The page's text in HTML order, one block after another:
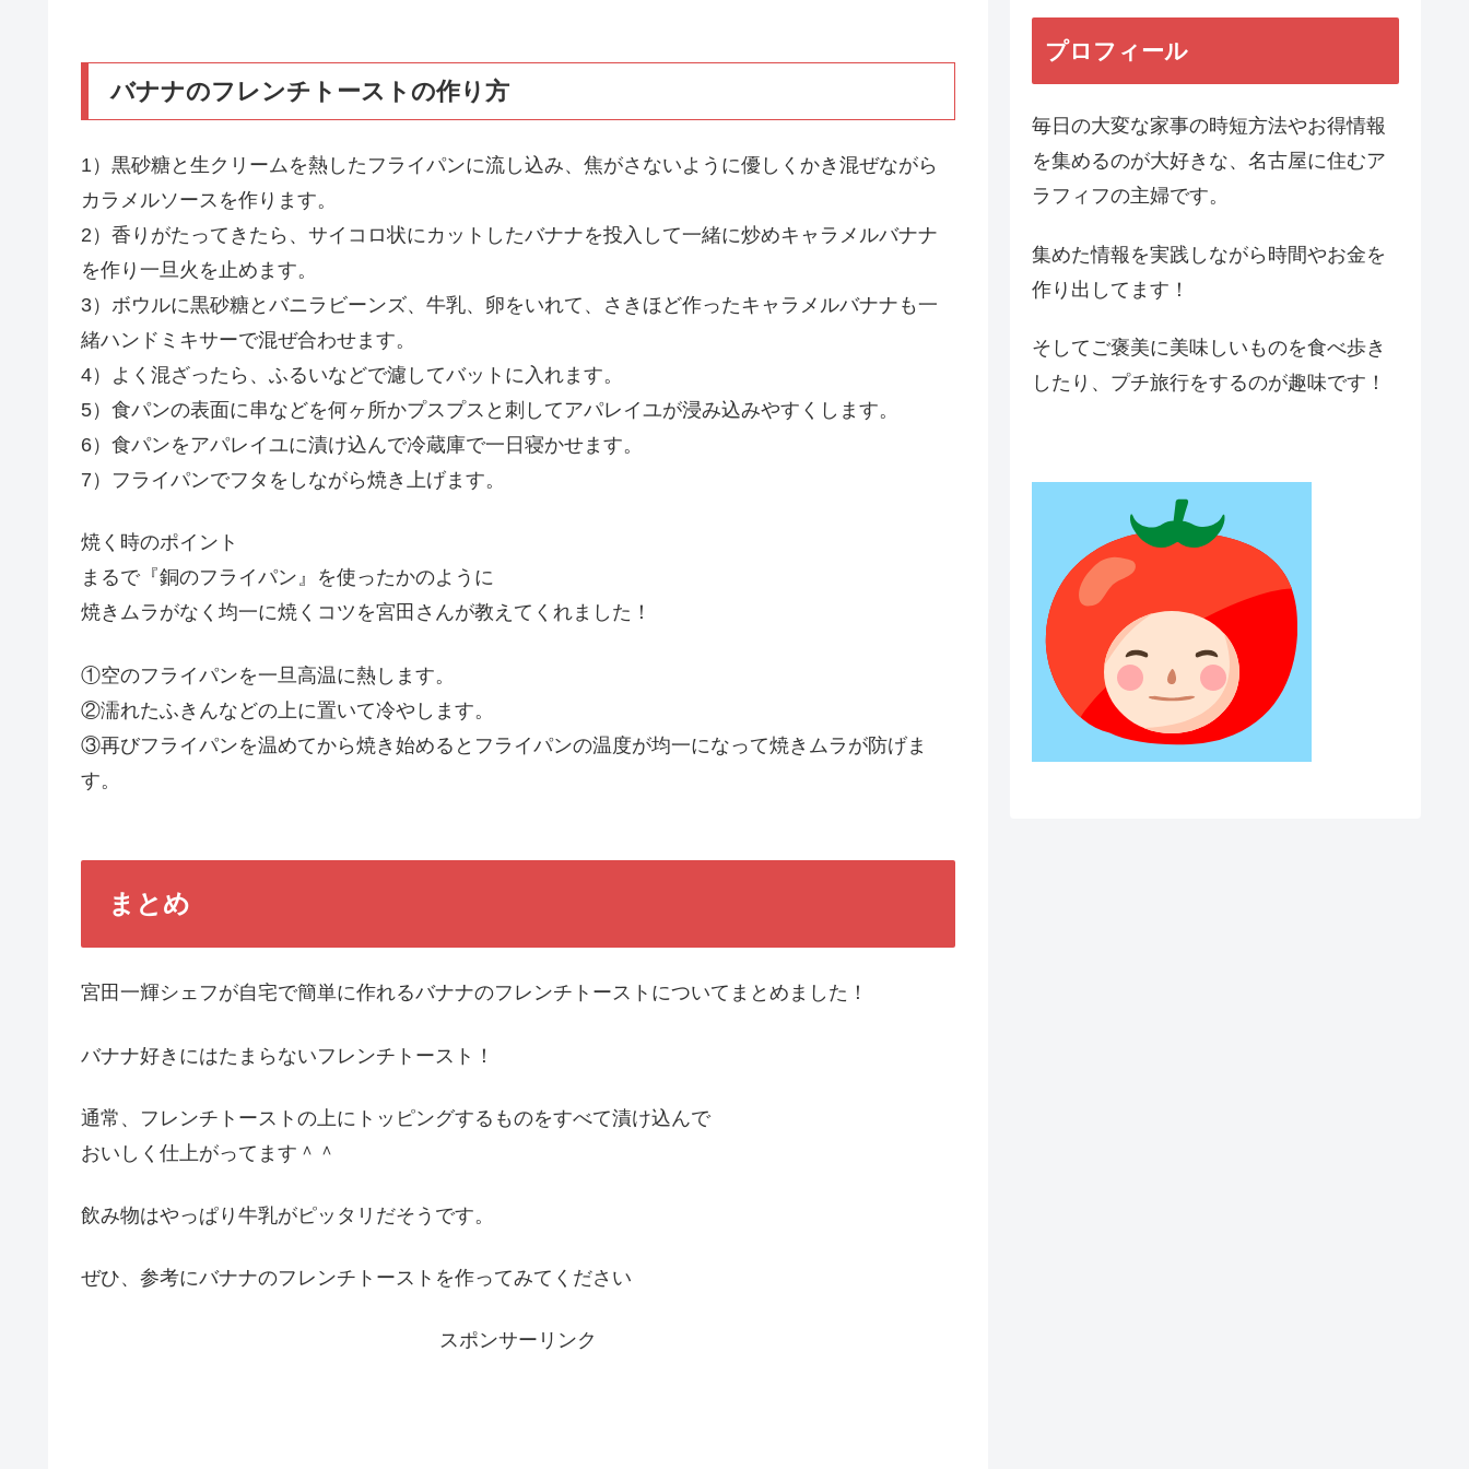
バナナのフレンチトーストの作り方
1）黒砂糖と生クリームを熱したフライパンに流し込み、焦がさないように優しくかき混ぜながら
カラメルソースを作ります。
2）香りがたってきたら、サイコロ状にカットしたバナナを投入して一緒に炒めキャラメルバナナ
を作り一旦火を止めます。
3）ボウルに黒砂糖とバニラビーンズ、牛乳、卵をいれて、さきほど作ったキャラメルバナナも一
緒ハンドミキサーで混ぜ合わせます。
4）よく混ざったら、ふるいなどで濾してバットに入れます。
5）食パンの表面に串などを何ヶ所かプスプスと刺してアパレイユが浸み込みやすくします。
6）食パンをアパレイユに漬け込んで冷蔵庫で一日寝かせます。
7）フライパンでフタをしながら焼き上げます。
焼く時のポイント
まるで『銅のフライパン』を使ったかのように
焼きムラがなく均一に焼くコツを宮田さんが教えてくれました！
①空のフライパンを一旦高温に熱します。
②濡れたふきんなどの上に置いて冷やします。
③再びフライパンを温めてから焼き始めるとフライパンの温度が均一になって焼きムラが防げま
す。
まとめ
宮田一輝シェフが自宅で簡単に作れるバナナのフレンチトーストについてまとめました！
バナナ好きにはたまらないフレンチトースト！
通常、フレンチトーストの上にトッピングするものをすべて漬け込んで
おいしく仕上がってます＾＾
飲み物はやっぱり牛乳がピッタリだそうです。
ぜひ、参考にバナナのフレンチトーストを作ってみてください
スポンサーリンク
プロフィール
毎日の大変な家事の時短方法やお得情報
を集めるのが大好きな、名古屋に住むア
ラフィフの主婦です。
集めた情報を実践しながら時間やお金を
作り出してます！
そしてご褒美に美味しいものを食べ歩き
したり、プチ旅行をするのが趣味です！